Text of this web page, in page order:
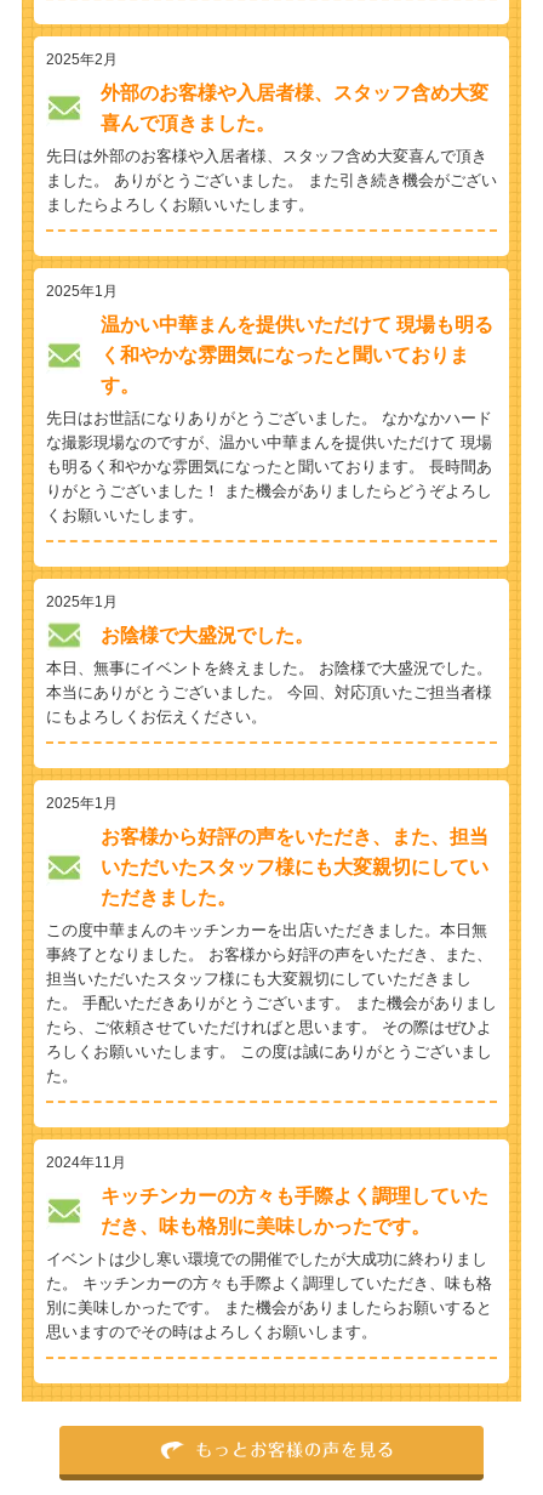
2025年2月
外部のお客様や入居者様、スタッフ含め大変
喜んで頂きました。
先日は外部のお客様や入居者様、スタッフ含め大変喜んで頂き
ました。 ありがとうございました。 また引き続き機会がござい
ましたらよろしくお願いいたします。
2025年1月
温かい中華まんを提供いただけて 現場も明る
く和やかな雰囲気になったと聞いておりま
す。
先日はお世話になりありがとうございました。 なかなかハード
な撮影現場なのですが、温かい中華まんを提供いただけて 現場
も明るく和やかな雰囲気になったと聞いております。 長時間あ
りがとうございました！ また機会がありましたらどうぞよろし
くお願いいたします。
2025年1月
お陰様で大盛況でした。
本日、無事にイベントを終えました。 お陰様で大盛況でした。
本当にありがとうございました。 今回、対応頂いたご担当者様
にもよろしくお伝えください。
2025年1月
お客様から好評の声をいただき、また、担当
いただいたスタッフ様にも大変親切にしてい
ただきました。
この度中華まんのキッチンカーを出店いただきました。本日無
事終了となりました。 お客様から好評の声をいただき、また、
担当いただいたスタッフ様にも大変親切にしていただきまし
た。 手配いただきありがとうございます。 また機会がありまし
たら、ご依頼させていただければと思います。 その際はぜひよ
ろしくお願いいたします。 この度は誠にありがとうございまし
た。
2024年11月
キッチンカーの方々も手際よく調理していた
だき、味も格別に美味しかったです。
イベントは少し寒い環境での開催でしたが大成功に終わりまし
た。 キッチンカーの方々も手際よく調理していただき、味も格
別に美味しかったです。 また機会がありましたらお願いすると
思いますのでその時はよろしくお願いします。
もっとお客様の声を見る